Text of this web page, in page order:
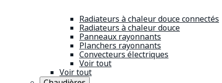
Radiateurs à chaleur douce connectés
Radiateurs à chaleur douce
Panneaux rayonnants
Planchers rayonnants
Convecteurs électriques
Voir tout
Voir tout